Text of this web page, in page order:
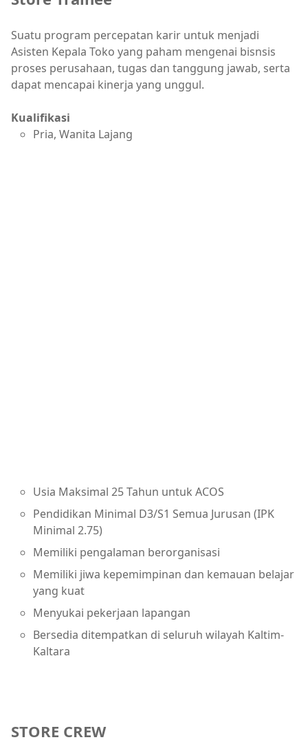
Suatu program percepatan karir untuk menjadi
Asisten Kepala Toko yang paham mengenai bisnsis
proses perusahaan, tugas dan tanggung jawab, serta
dapat mencapai kinerja yang unggul.
Kualifikasi
Pria, Wanita Lajang
Usia Maksimal 25 Tahun untuk ACOS
Pendidikan Minimal D3/S1 Semua Jurusan (IPK
Minimal 2.75)
Memiliki pengalaman berorganisasi
Memiliki jiwa kepemimpinan dan kemauan belajar
yang kuat
Menyukai pekerjaan lapangan
Bersedia ditempatkan di seluruh wilayah Kaltim-
Kaltara
STORE CREW